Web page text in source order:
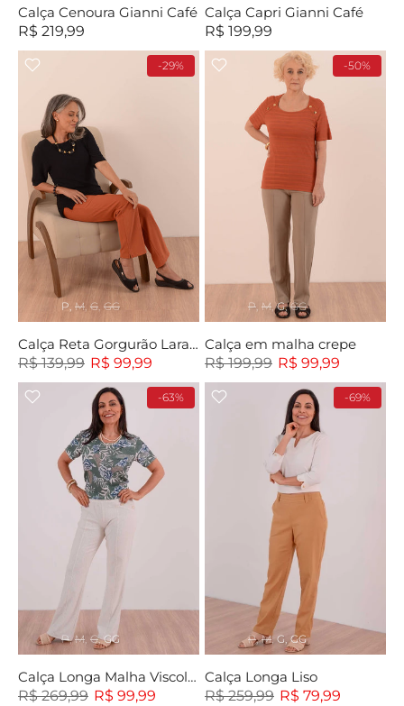
Calça Cenoura Gianni Café
R$ 219,99
Calça Capri Gianni Café
R$ 199,99
-29%
P M G GG
Calça Reta Gorgurão Laranja
R$ 139,99 R$ 99,99
-50%
P M G GG
Calça em malha crepe
R$ 199,99 R$ 99,99
-63%
P M G GG
Calça Longa Malha Viscolinho
R$ 269,99 R$ 99,99
-69%
P M G GG
Calça Longa Liso
R$ 259,99 R$ 79,99